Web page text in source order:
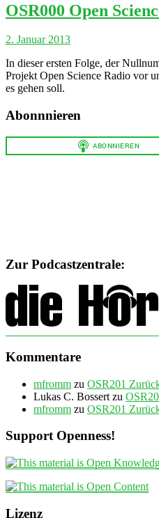
OSR000 Open
2. Januar 2013
In dieser ersten Folge, der
Projekt Open Science Radio vor
es gehen soll.
Abonnnieren
Zur Podcastzentrale:
Kommentare
mfromm zu OSR201
Lukas C. Bossert zu
mfromm zu OSR201
Support Openness!
Lizenz